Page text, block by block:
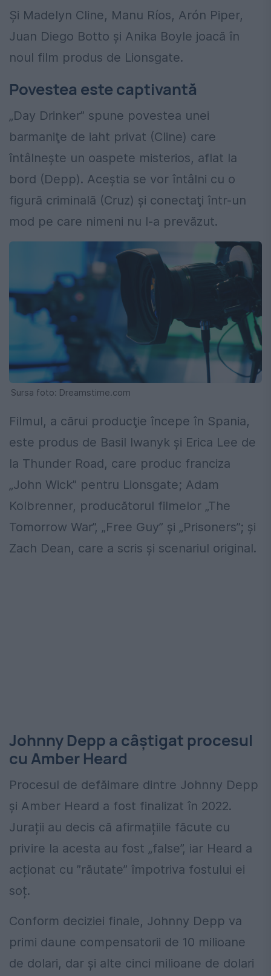
Și Madelyn Cline, Manu Ríos, Arón Piper,
Juan Diego Botto şi Anika Boyle joacă în
noul film produs de Lionsgate.
Povestea este captivantă
„Day Drinker” spune povestea unei
barmaniţe de iaht privat (Cline) care
întâlneşte un oaspete misterios, aflat la
bord (Depp). Aceştia se vor întâlni cu o
figură criminală (Cruz) şi conectaţi într-un
mod pe care nimeni nu l-a prevăzut.
Sursa foto: Dreamstime.com
Filmul, a cărui producţie începe în Spania,
este produs de Basil Iwanyk şi Erica Lee de
la Thunder Road, care produc franciza
„John Wick” pentru Lionsgate; Adam
Kolbrenner, producătorul filmelor „The
Tomorrow War”, „Free Guy” şi „Prisoners”; şi
Zach Dean, care a scris şi scenariul original.
Johnny Depp a câștigat procesul
cu Amber Heard
Procesul de defăimare dintre Johnny Depp
și Amber Heard a fost finalizat în 2022.
Jurații au decis că afirmațiile făcute cu
privire la acesta au fost „false”, iar Heard a
acționat cu ”răutate” împotriva fostului ei
soț.
Conform deciziei finale, Johnny Depp va
primi daune compensatorii de 10 milioane
de dolari, dar și alte cinci milioane de dolari